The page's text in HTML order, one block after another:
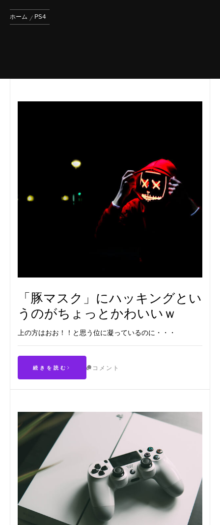
ホーム PS4
「豚マスク」にハッキングとい
うのがちょっとかわいいｗ
上の方はおお！！と思う位に凝っているのに・・・
続きを読む コメント